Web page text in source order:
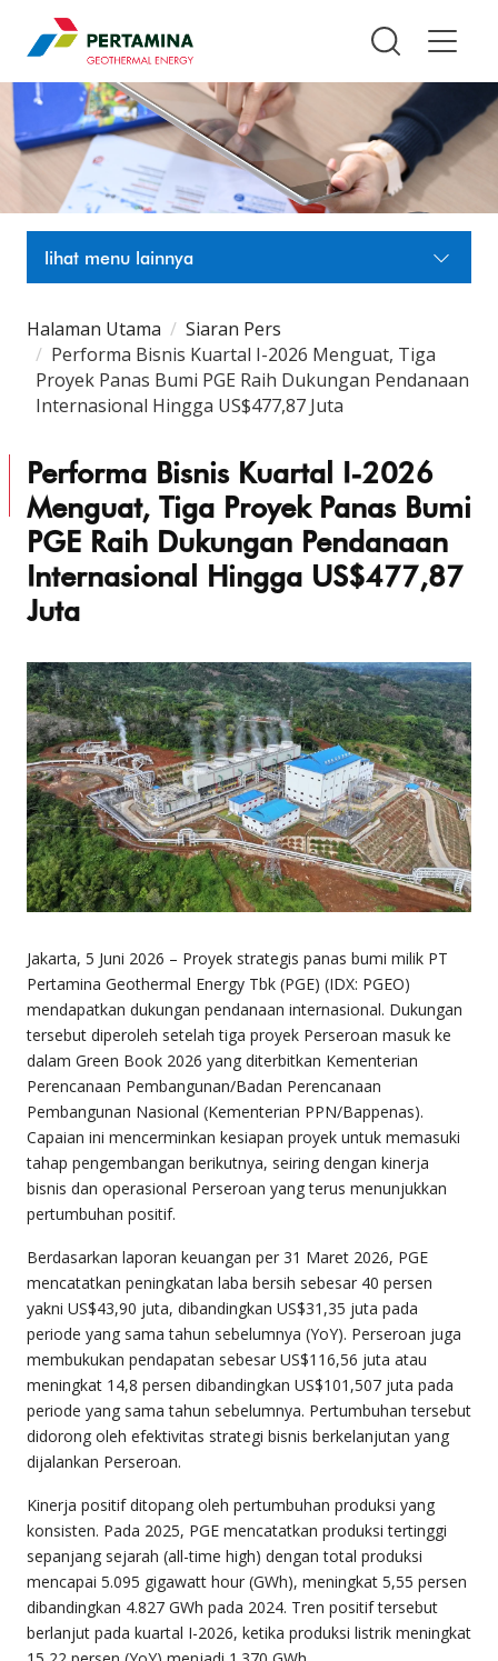
Pertamina Geothermal Energy
lihat menu lainnya
Halaman Utama
Siaran Pers
Performa Bisnis Kuartal I-2026 Menguat, Tiga
Proyek Panas Bumi PGE Raih Dukungan Pendanaan
Internasional Hingga US$477,87 Juta
Performa Bisnis Kuartal I-2026
Menguat, Tiga Proyek Panas Bumi
PGE Raih Dukungan Pendanaan
Internasional Hingga US$477,87
Juta
Jakarta, 5 Juni 2026 – Proyek strategis panas bumi milik PT
Pertamina Geothermal Energy Tbk (PGE) (IDX: PGEO)
mendapatkan dukungan pendanaan internasional. Dukungan
tersebut diperoleh setelah tiga proyek Perseroan masuk ke
dalam Green Book 2026 yang diterbitkan Kementerian
Perencanaan Pembangunan/Badan Perencanaan
Pembangunan Nasional (Kementerian PPN/Bappenas).
Capaian ini mencerminkan kesiapan proyek untuk memasuki
tahap pengembangan berikutnya, seiring dengan kinerja
bisnis dan operasional Perseroan yang terus menunjukkan
pertumbuhan positif.
Berdasarkan laporan keuangan per 31 Maret 2026, PGE
mencatatkan peningkatan laba bersih sebesar 40 persen
yakni US$43,90 juta, dibandingkan US$31,35 juta pada
periode yang sama tahun sebelumnya (YoY). Perseroan juga
membukukan pendapatan sebesar US$116,56 juta atau
meningkat 14,8 persen dibandingkan US$101,507 juta pada
periode yang sama tahun sebelumnya. Pertumbuhan tersebut
didorong oleh efektivitas strategi bisnis berkelanjutan yang
dijalankan Perseroan.
Kinerja positif ditopang oleh pertumbuhan produksi yang
konsisten. Pada 2025, PGE mencatatkan produksi tertinggi
sepanjang sejarah (all-time high) dengan total produksi
mencapai 5.095 gigawatt hour (GWh), meningkat 5,55 persen
dibandingkan 4.827 GWh pada 2024. Tren positif tersebut
berlanjut pada kuartal I-2026, ketika produksi listrik meningkat